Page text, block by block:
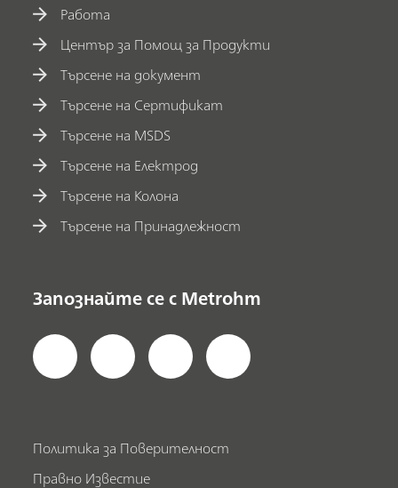
Работа
Център за Помощ за Продукти
Търсене на документ
Търсене на Сертификат
Търсене на MSDS
Търсене на Електрод
Търсене на Колона
Търсене на Принадлежност
Запознайте се с Metrohm
Политика за Поверителност
Правно Известие